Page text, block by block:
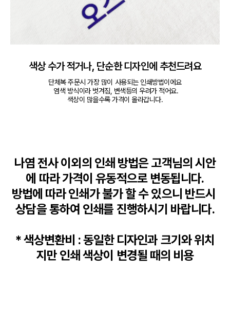
색상 수가 적거나, 단순한 디자인에 추천드려요
단체복 주문시 가장 많이 사용되는 인쇄방법이에요
색상이 많을수록 가격이 올라갑니다.
나염 전사 이외의 인쇄 방법은 고객님의 시안
에 따라 가격이 유동적으로 변동됩니다.
방법에 따라 인쇄가 불가 할 수 있으니 반드시
상담을 통하여 인쇄를 진행하시기 바랍니다.
* 색상변환비 : 동일한 디자인과 크기와 위치
지만 인쇄 색상이 변경될 때의 비용